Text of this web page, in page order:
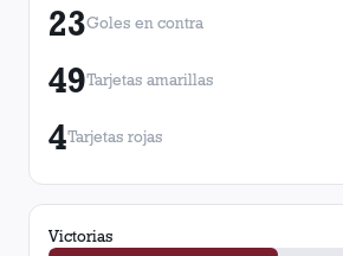
23Goles en contra
49Tarjetas amarillas
4Tarjetas rojas
Victorias